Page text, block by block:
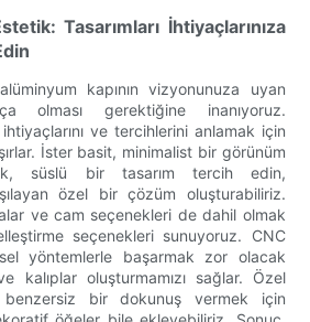
Tasarımları İhtiyaçlarınıza
kapının vizyonunuza uyan
olması gerektiğine inanıyoruz.
ihtiyaçlarını ve tercihlerini anlamak için
İster basit, minimalist bir görünüm
süslü bir tasarım tercih edin,
özel bir çözüm oluşturabiliriz.
ve cam seçenekleri de dahil olmak
seçenekleri sunuyoruz. CNC
yöntemlerle başarmak zor olacak
kalıplar oluşturmamızı sağlar. Özel
benzersiz bir dokunuş vermek için